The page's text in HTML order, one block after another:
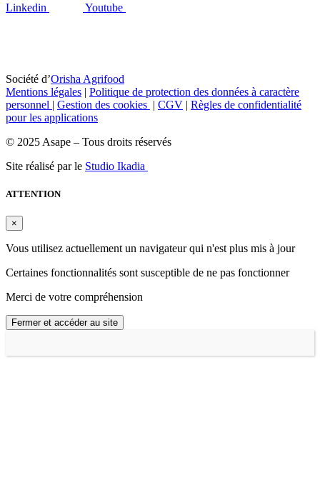
Linkedin Youtube
Société d’Orisha Agrifood
Mentions légales | Politique de protection des données à caractère
personnel | Gestion des cookies | CGV | Règles de confidentialité
pour les applications
© 2025 Asape – Tous droits réservés
Site réalisé par le Studio Ikadia
ATTENTION
×
Vous utilisez actuellement un navigateur qui n'est plus mis à jour
Certaines fonctionnalités sont susceptible de ne pas fonctionner
Merci de votre compréhension
Fermer et accéder au site